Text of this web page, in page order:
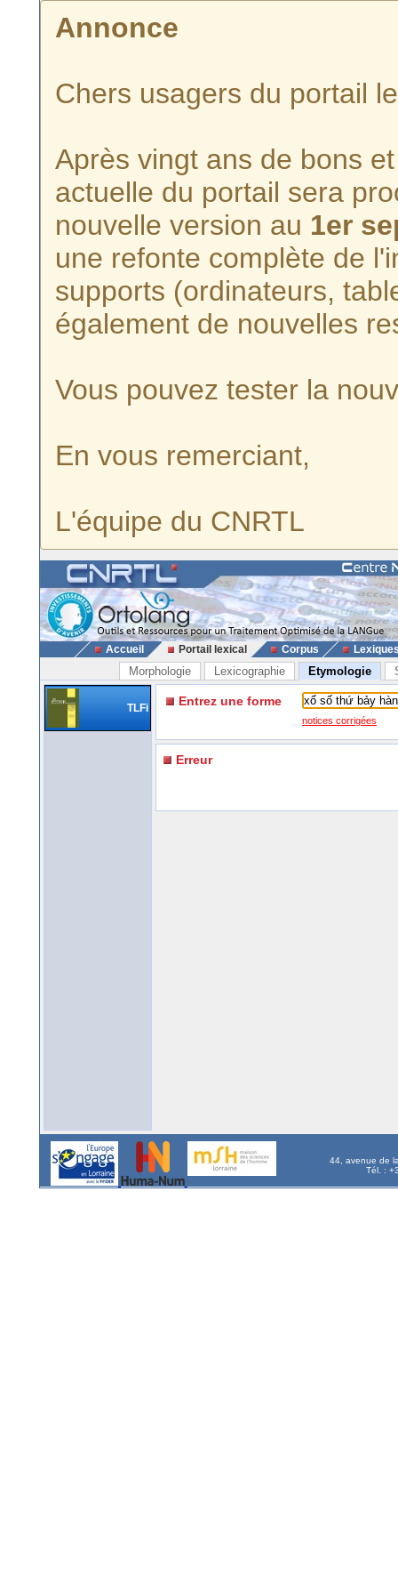
Annonce
Chers usagers du portail
Après vingt ans de bons
actuelle du portail sera
nouvelle version au 1er
une refonte complète de
supports (ordinateurs,
également de nouvelles
Vous pouvez tester la
En vous remerciant,
L'équipe du CNRTL
Accueil Portail lexical Corpus
Morphologie Lexicographie Etymologie
TLFi Entrez une forme
notices corrigées
Erreur
44, avenue de
Tél. :